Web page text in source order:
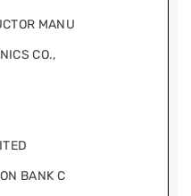
MANU
CO.,
BANK C